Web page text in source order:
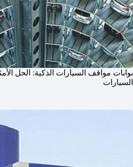
بوابات مواقف السيارات الذكية: الحل
السيارات